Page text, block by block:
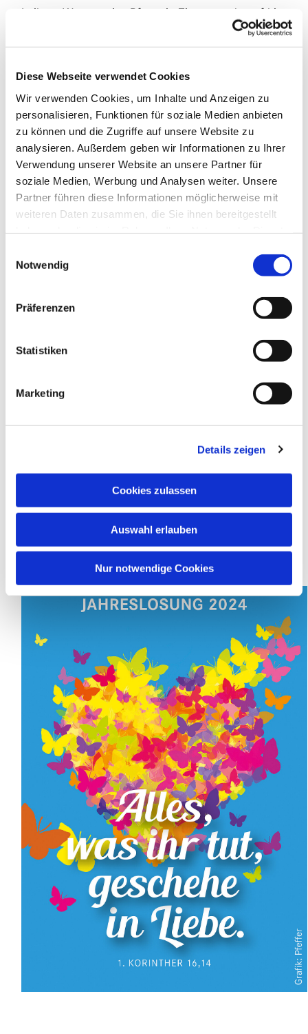
Diese Webseite verwendet Cookies
Wir verwenden Cookies, um Inhalte und Anzeigen zu
personalisieren, Funktionen für soziale Medien anbieten
zu können und die Zugriffe auf unsere Website zu
analysieren. Außerdem geben wir Informationen zu Ihrer
Verwendung unserer Website an unsere Partner für
soziale Medien, Werbung und Analysen weiter. Unsere
Partner führen diese Informationen möglicherweise mit
weiteren Daten zusammen, die Sie ihnen bereitgestellt
Notwendig
Präferenzen
Statistiken
Marketing
Details zeigen
Cookies zulassen
Auswahl erlauben
Nur notwendige Cookies
In ihren Worten wies Pfarrerin Ziemssen darauf hin,
dass alle Christen aufgrund der Taufe zum Zeugnis
und Dienst berufen sind und bat Gott im Gebet um
einem früheren Zeitpunkt in solcher Funktion die
Geschicke der Gemeinde gelenkt haben.
Bei einem fröhlichen Sektempfang im Anschluss
kamen viele Gemeindeglieder miteinander ins
Gespräch.
Sven Leutnant
Gemeindebüro
Melanie Schlottmann
Pfarrteam
Pfarrerin Kristina Ziemssen
Regionalpfarrerin | WAGE-Region
Pfarrerin Rebecca Basse
✆ 02942-9875130 |✉E-Mail
Jahreslosung 2024